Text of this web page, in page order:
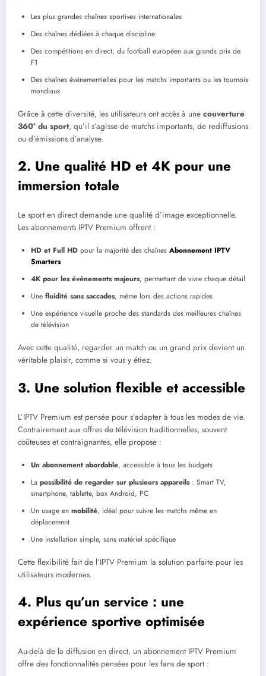
Les plus grandes chaînes sportives internationales
Des chaînes dédiées à chaque discipline
Des compétitions en direct, du football européen aux grands prix de
F1
Des chaînes événementielles pour les matchs importants ou les tournois
mondiaux
Grâce à cette diversité, les utilisateurs ont accès à une couverture
360° du sport, qu’il s’agisse de matchs importants, de rediffusions
ou d’émissions d’analyse.
2. Une qualité HD et 4K pour une
immersion totale
Le sport en direct demande une qualité d’image exceptionnelle.
Les abonnements IPTV Premium offrent :
HD et Full HD pour la majorité des chaînes Abonnement IPTV
Smarters
4K pour les événements majeurs, permettant de vivre chaque détail
Une fluidité sans saccades, même lors des actions rapides
Une expérience visuelle proche des standards des meilleures chaînes
de télévision
Avec cette qualité, regarder un match ou un grand prix devient un
véritable plaisir, comme si vous y étiez.
3. Une solution flexible et accessible
L’IPTV Premium est pensée pour s’adapter à tous les modes de vie.
Contrairement aux offres de télévision traditionnelles, souvent
coûteuses et contraignantes, elle propose :
Un abonnement abordable, accessible à tous les budgets
La possibilité de regarder sur plusieurs appareils: Smart TV,
smartphone, tablette, box Android, PC
Un usage en mobilité, idéal pour suivre les matchs même en
déplacement
Une installation simple, sans matériel spécifique
Cette flexibilité fait de l’IPTV Premium la solution parfaite pour les
utilisateurs modernes.
4. Plus qu’un service : une
expérience sportive optimisée
Au-delà de la diffusion en direct, un abonnement IPTV Premium
offre des fonctionnalités pensées pour les fans de sport :